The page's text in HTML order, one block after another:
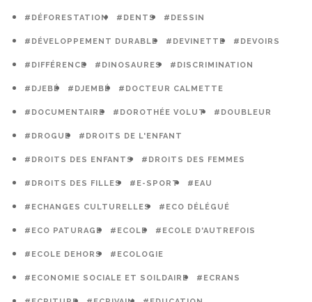
#DÉFORESTATION #DENTS #DESSIN
#DÉVELOPPEMENT DURABLE #DEVINETTE #DEVOIRS
#DIFFÉRENCE #DINOSAURES #DISCRIMINATION
#DJEBÉ #DJEMBÉ #DOCTEUR CALMETTE
#DOCUMENTAIRE #DOROTHÉE VOLUT #DOUBLEUR
#DROGUE #DROITS DE L'ENFANT
#DROITS DES ENFANTS #DROITS DES FEMMES
#DROITS DES FILLES #E-SPORT #EAU
#ECHANGES CULTURELLES #ECO DÉLÉGUÉ
#ECO PATURAGE #ECOLE #ECOLE D'AUTREFOIS
#ECOLE DEHORS #ECOLOGIE
#ECONOMIE SOCIALE ET SOILDAIRE #ECRANS